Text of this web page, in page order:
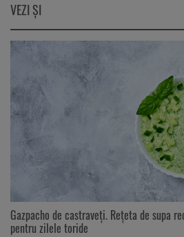
VEZI ŞI
Gazpacho de castraveți. Rețeta de supa
pentru zilele toride